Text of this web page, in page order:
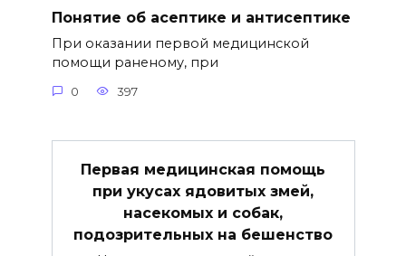
Понятие об асептике и антисептике
При оказании первой медицинской
помощи раненому, при
0 397
Первая медицинская помощь
при укусах ядовитых змей,
насекомых и собак,
подозрительных на бешенство